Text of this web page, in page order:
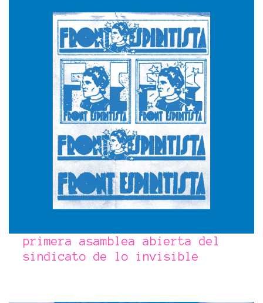
primera asamblea abierta del
sindicato de lo invisible